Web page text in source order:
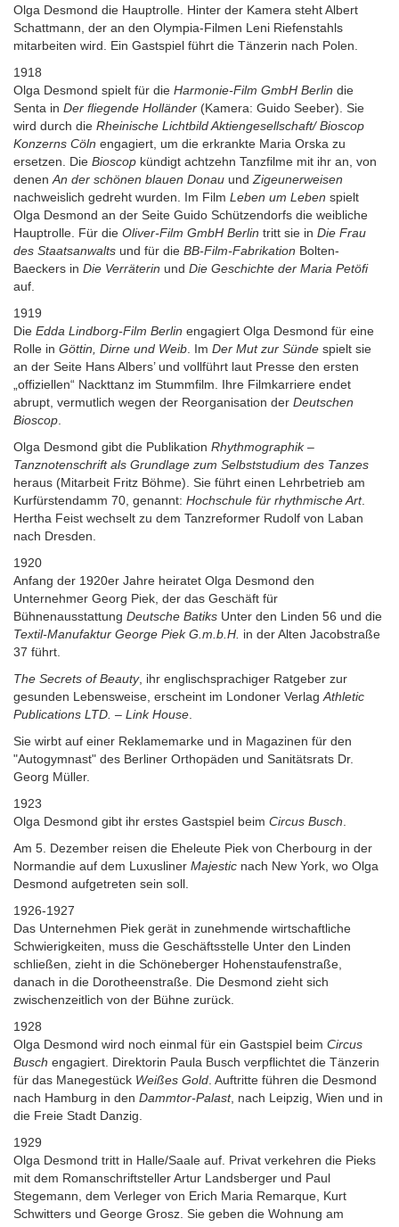
Olga Desmond die Hauptrolle. Hinter der Kamera steht Albert
Schattmann, der an den Olympia-Filmen Leni Riefenstahls
mitarbeiten wird. Ein Gastspiel führt die Tänzerin nach Polen.
1918
Olga Desmond spielt für die Harmonie-Film GmbH Berlin die
Senta in Der fliegende Holländer (Kamera: Guido Seeber). Sie
wird durch die Rheinische Lichtbild Aktiengesellschaft/ Bioscop
Konzerns Cöln engagiert, um die erkrankte Maria Orska zu
ersetzen. Die Bioscop kündigt achtzehn Tanzfilme mit ihr an, von
denen An der schönen blauen Donau und Zigeunerweisen
nachweislich gedreht wurden. Im Film Leben um Leben spielt
Olga Desmond an der Seite Guido Schützendorfs die weibliche
Hauptrolle. Für die Oliver-Film GmbH Berlin tritt sie in Die Frau
des Staatsanwalts und für die BB-Film-Fabrikation Bolten-
Baeckers in Die Verräterin und Die Geschichte der Maria Petöfi
auf.
1919
Die Edda Lindborg-Film Berlin engagiert Olga Desmond für eine
Rolle in Göttin, Dirne und Weib . Im Der Mut zur Sünde spielt sie
an der Seite Hans Albers’ und vollführt laut Presse den ersten
„offiziellen“ Nackttanz im Stummfilm. Ihre Filmkarriere endet
abrupt, vermutlich wegen der Reorganisation der Deutschen
Bioscop
Olga Desmond gibt die Publikation Rhythmographik –
Tanznotenschrift als Grundlage zum Selbststudium des Tanzes
heraus (Mitarbeit Fritz Böhme). Sie führt einen Lehrbetrieb am
Kurfürstendamm 70, genannt: Hochschule für rhythmische Art.
Hertha Feist wechselt zu dem Tanzreformer Rudolf von Laban
nach Dresden.
1920
Anfang der 1920er Jahre heiratet Olga Desmond den
Unternehmer Georg Piek, der das Geschäft für
Bühnenausstattung Deutsche Batiks Unter den Linden 56 und die
Textil-Manufaktur George Piek G.m.b.H. in der Alten Jacobstraße
37 führt.
The Secrets of Beauty, ihr englischsprachiger Ratgeber zur
gesunden Lebensweise, erscheint im Londoner Verlag Athletic
Publications LTD. – Link House
Sie wirbt auf einer Reklamemarke und in Magazinen für den
"Autogymnast" des Berliner Orthopäden und Sanitätsrats Dr.
Georg Müller.
1923
Olga Desmond gibt ihr erstes Gastspiel beim Circus Busch
Am 5. Dezember reisen die Eheleute Piek von Cherbourg in der
Normandie auf dem Luxusliner Majestic nach New York, wo Olga
Desmond aufgetreten sein soll.
1926-1927
Das Unternehmen Piek gerät in zunehmende wirtschaftliche
Schwierigkeiten, muss die Geschäftsstelle Unter den Linden
schließen, zieht in die Schöneberger Hohenstaufenstraße,
danach in die Dorotheenstraße. Die Desmond zieht sich
zwischenzeitlich von der Bühne zurück.
1928
Olga Desmond wird noch einmal für ein Gastspiel beim Circus
Busch engagiert. Direktorin Paula Busch verpflichtet die Tänzerin
für das Manegestück Weißes Gold . Auftritte führen die Desmond
nach Hamburg in den Dammtor-Palast, nach Leipzig, Wien und in
die Freie Stadt Danzig.
1929
Olga Desmond tritt in Halle/Saale auf. Privat verkehren die Pieks
mit dem Romanschriftsteller Artur Landsberger und Paul
Stegemann, dem Verleger von Erich Maria Remarque, Kurt
Schwitters und George Grosz. Sie geben die Wohnung am